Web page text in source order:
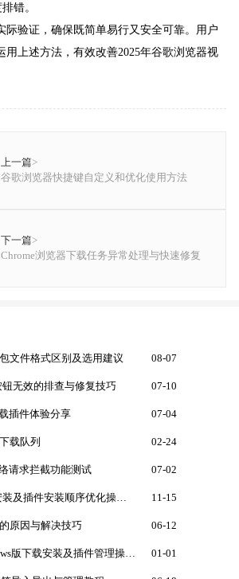
错。
际验证，确保既简单易行又安全可靠。用户
用上述方法，有效改善2025年谷歌浏览器视
上一篇>
谷歌浏览器快捷键自定义和优化使用方法
下一篇>
Chrome浏览器下载任务异常处理与快速修复
文件格式区别及选用建议 08-07
无效的排查与修复技巧 07-10
插件体验分享 07-04
载队列 02-24
请求拦截功能测试 07-02
Chrome浏览器下载安装及插件安装顺序优化操作教程 11-15
原因与解决技巧 06-12
Chrome浏览器Windows版下载安装及插件管理操作教程 01-01